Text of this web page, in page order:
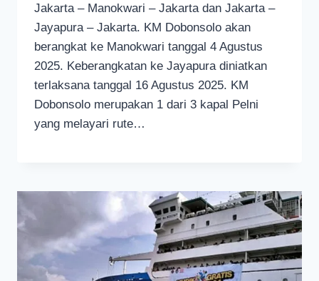
Jakarta – Manokwari – Jakarta dan Jakarta –
Jayapura – Jakarta. KM Dobonsolo akan
berangkat ke Manokwari tanggal 4 Agustus
2025. Keberangkatan ke Jayapura diniatkan
terlaksana tanggal 16 Agustus 2025. KM
Dobonsolo merupakan 1 dari 3 kapal Pelni
yang melayari rute…